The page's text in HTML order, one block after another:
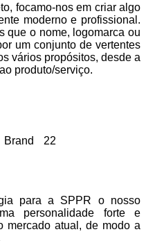
focamo-nos em criar algo
moderno e profissional.
que o nome, logomarca ou
um conjunto de vertentes
vários propósitos, desde a
produto/serviço.
22
para a SPPR o nosso
personalidade forte e
mercado atual, de modo a